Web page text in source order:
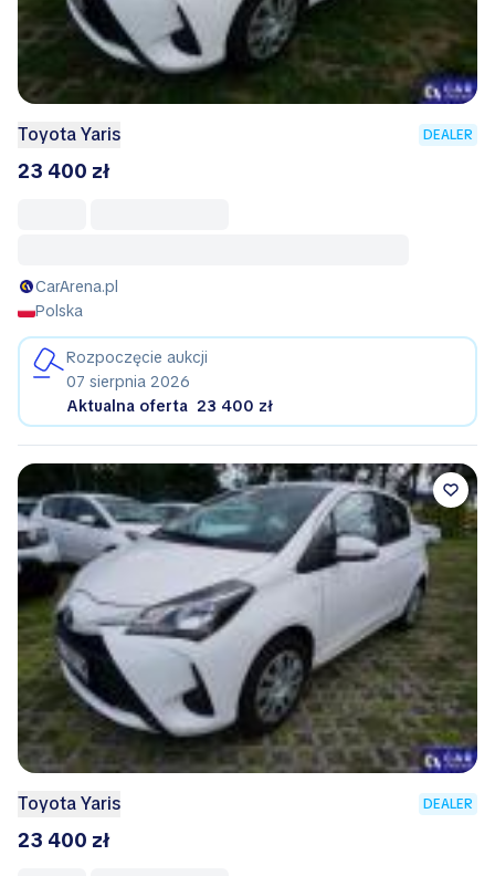
Toyota Yaris DEALER
23 400 zł
CarArena.pl
Polska
Rozpoczęcie aukcji
07 sierpnia 2026
Aktualna oferta 23 400 zł
Toyota Yaris DEALER
23 400 zł